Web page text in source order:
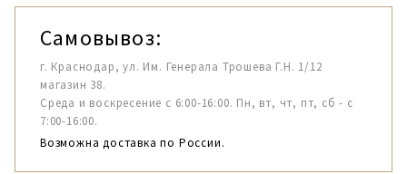
Самовывоз:
г. Краснодар, ул. Им. Генерала Трошева Г.Н. 1/12
магазин 38.
Среда и воскресение с 6:00-16:00. Пн, вт, чт, пт, сб - с
7:00-16:00.
Возможна доставка по России.